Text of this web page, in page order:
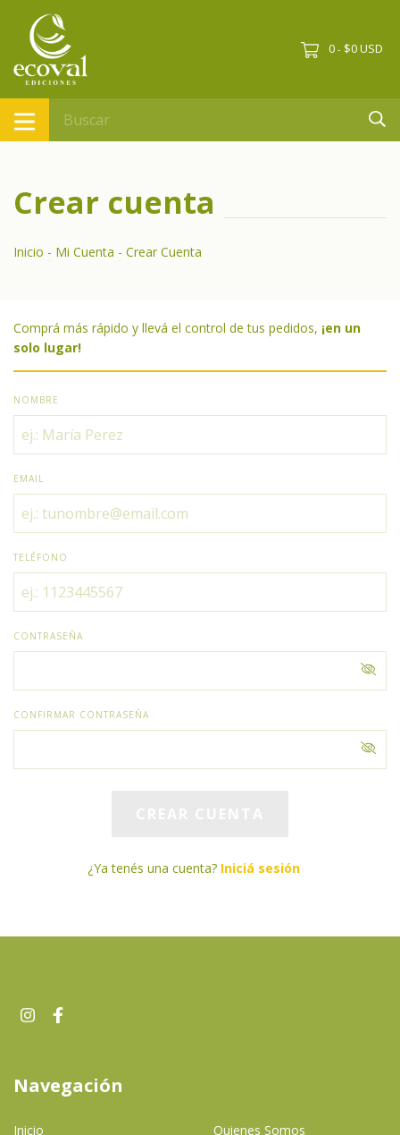
0 - $0 USD
Crear cuenta
Inicio - Mi Cuenta - Crear Cuenta
Comprá más rápido y llevá el control de tus pedidos, ¡en un
solo lugar!
NOMBRE
EMAIL
TELÉFONO
CONTRASEÑA
CONFIRMAR CONTRASEÑA
¿Ya tenés una cuenta? Iniciá sesión
Navegación
Inicio Quienes Somos